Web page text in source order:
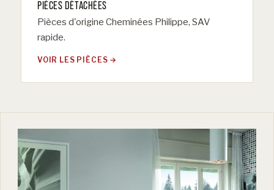
PIÈCES DÉTACHÉES
Pièces d'origine Cheminées Philippe, SAV
rapide.
VOIR LES PIÈCES